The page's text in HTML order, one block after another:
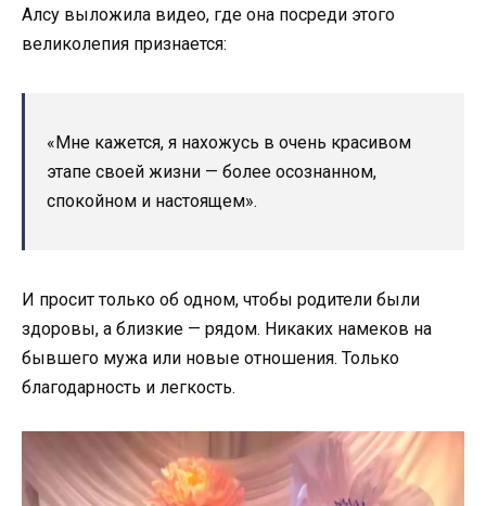
Алсу выложила видео, где она посреди этого
великолепия признается:
«Мне кажется, я нахожусь в очень красивом
этапе своей жизни — более осознанном,
спокойном и настоящем».
И просит только об одном, чтобы родители были
здоровы, а близкие — рядом. Никаких намеков на
бывшего мужа или новые отношения. Только
благодарность и легкость.